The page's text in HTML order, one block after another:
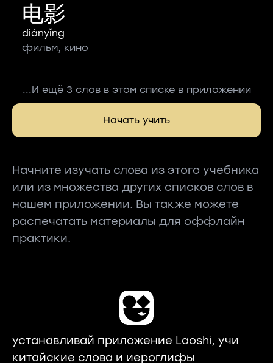
电影
diànyǐng
фильм, кино
...И ещё 3 слов в этом списке в приложении
Начать учить
Начните изучать слова из этого учебника
или из множества других списков слов в
нашем приложении. Вы также можете
распечатать материалы для оффлайн
практики.
устанавливай приложение Laoshi, учи
китайские слова и иероглифы